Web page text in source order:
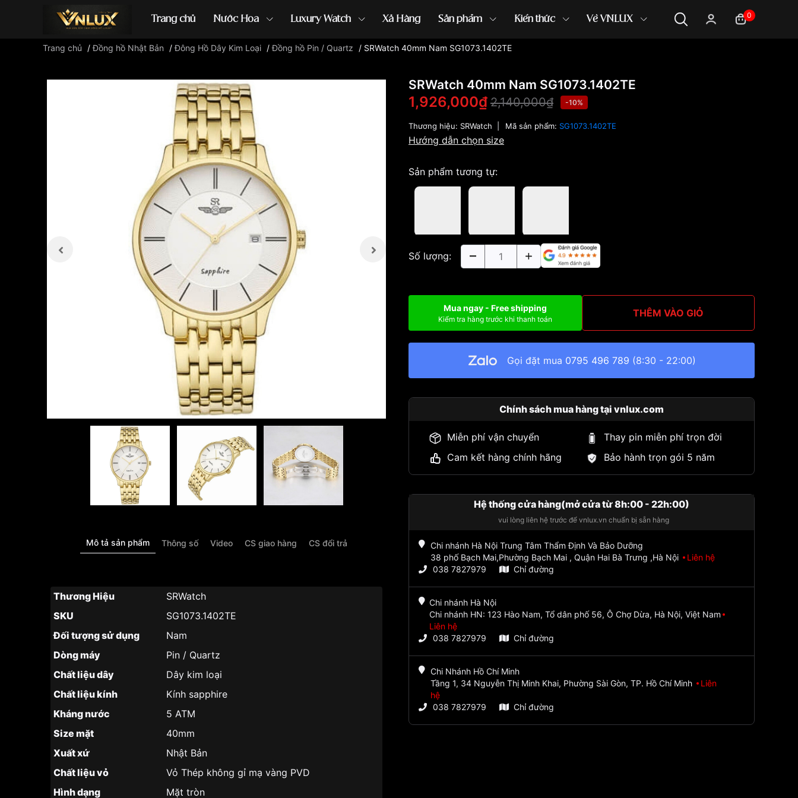
Trang chủ Nước Hoa Luxury Watch Xả Hàng Sản phẩm Kiến thức Về VNLUX 0
Đồng hồ casio đồng hồ G-Shock đồng hồ Orient ...
Trang chủ /Đồng hồ Nhật Bản /Đông Hồ Dây Kim Loại /Đồng hồ Pin / Quartz / SRWatch 40mm Nam SG1073.1402TE
Mô tả sản phẩm Thông số Video CS giao hàng CS đổi trả
Thương Hiệu
SRWatch
SKU
SG1073.1402TE
Đối tượng sử dụng
Nam
Dòng máy
Pin / Quartz
Chất liệu dây
Dây kim loại
Chất liệu kính
Kính sapphire
Kháng nước
5 ATM
Size mặt
40mm
Xuất xứ
Nhật Bản
Chất liệu vỏ
Vỏ Thép không gỉ mạ vàng PVD
Hình dạng
Mặt tròn
SRWatch 40mm Nam SG1073.1402TE
1,926,000₫ 2,140,000₫ -10%
Thương hiệu: SRWatch Mã sản phẩm: SG1073.1402TE
Hướng dẫn chọn size
Sản phẩm tương tự:
Số lượng:
Mua ngay - Free shipping
Kiểm tra hàng trước khi thanh toán THÊM VÀO GIỎ
Gọi đặt mua 0795 496 789 (8:30 - 22:00)
Chính sách mua hàng tại vnlux.com
Miễn phí vận chuyển
Thay pin miễn phí trọn đời
Cam kết hàng chính hãng
Bảo hành trọn gói 5 năm
Hệ thống cửa hàng(mở cửa từ 8h:00 - 22h:00)
vui lòng liên hệ trước để vnlux.vn chuẩn bị sẵn hàng
Chi nhánh Hà Nội Trung Tâm Thẩm Định Và Bảo Dưỡng
38 phố Bạch Mai,Phường Bạch Mai , Quận Hai Bà Trưng ,Hà Nội
Liên hệ
038 7827979
Chỉ đường
Chi nhánh Hà Nội
Chi nhánh HN: 123 Hào Nam, Tổ dân phố 56, Ô Chợ Dừa, Hà Nội, Việt Nam
Liên hệ
038 7827979
Chỉ đường
Chi Nhánh Hồ Chí Minh
Tầng 1, 34 Nguyễn Thị Minh Khai, Phường Sài Gòn, TP. Hồ Chí Minh
Liên
hệ
038 7827979
Chỉ đường